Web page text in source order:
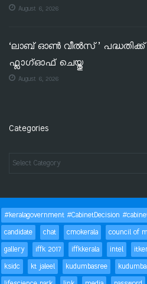
August 6, 2026
‘ലാബ് ഓൺ വീൽസ്’ പദ്ധതിക്ക്
ഫ്ലാഗ്ഓഫ് ചെയ്തു
August 6, 2026
Categories
#keralagovernment #CabinetDecision
candidate
chat cmokerala council of
gallery
iffk 2017 iffkkerala intel
ksidc
kt jaleel kudumbasree